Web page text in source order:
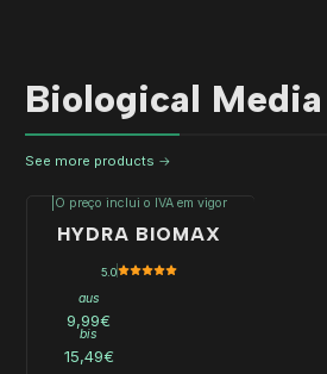
Biological Media
See more products
O preço inclui o IVA em vigor
HYDRA BIOMAX
5.0
aus
9,99€
bis
15,49€